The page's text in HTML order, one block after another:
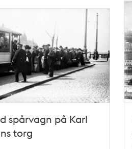
spårvagn på Karl
torg